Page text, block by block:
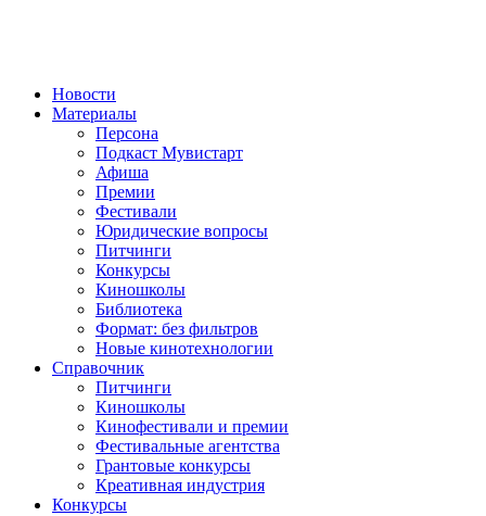
Новости
Материалы
Персона
Подкаст Мувистарт
Афиша
Премии
Фестивали
Юридические вопросы
Питчинги
Конкурсы
Киношколы
Библиотека
Формат: без фильтров
Новые кинотехнологии
Справочник
Питчинги
Киношколы
Кинофестивали и премии
Фестивальные агентства
Грантовые конкурсы
Креативная индустрия
Конкурсы